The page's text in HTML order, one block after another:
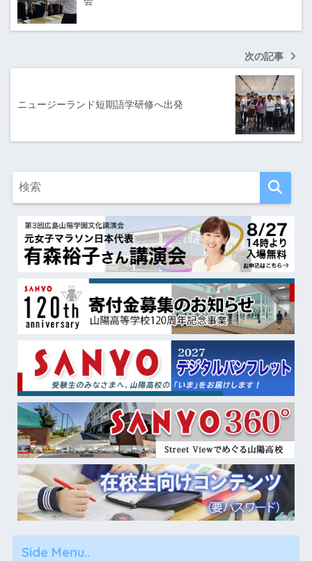
次の記事
ニュージーランド短期語学研修へ出発
Side Menu..